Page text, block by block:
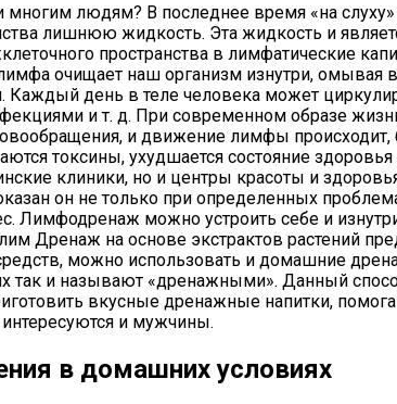
людям? В последнее время «на слуху»
лишнюю жидкость. Эта жидкость и
пространства в лимфатические
очищает наш организм изнутри, омывая
день в теле человека может
и т. д. При современном образе
и движение лимфы
токсины, ухудшается состояние
клиники, но и центры красоты и
он не только при определенных
Лимфодренаж можно устроить себе и
Дренаж на основе экстрактов растений
можно использовать и домашние
так и называют «дренажными». Данный
вкусные дренажные напитки,
и мужчины.
в домашних условиях